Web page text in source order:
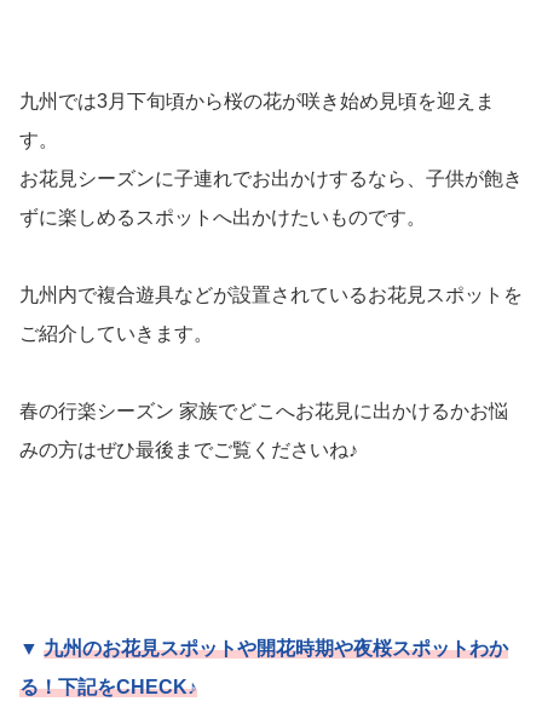
九州では3月下旬頃から桜の花が咲き始め見頃を迎えま
す。
お花見シーズンに子連れでお出かけするなら、子供が飽き
ずに楽しめるスポットへ出かけたいものです。
九州内で複合遊具などが設置されているお花見スポットを
ご紹介していきます。
春の行楽シーズン 家族でどこへお花見に出かけるかお悩
みの方はぜひ最後までご覧くださいね♪
▼ 九州のお花見スポットや開花時期や夜桜スポットわか
る！下記をCHECK♪